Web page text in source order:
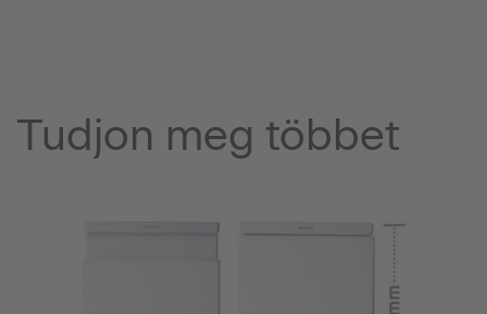
Tudjon meg többet